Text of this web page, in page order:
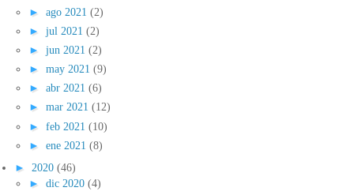
► ago 2021 (2)
► jul 2021 (2)
► jun 2021 (2)
► may 2021 (9)
► abr 2021 (6)
► mar 2021 (12)
► feb 2021 (10)
► ene 2021 (8)
► 2020 (46)
► dic 2020 (4)